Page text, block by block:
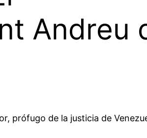
Andreu
prófugo de la justicia de